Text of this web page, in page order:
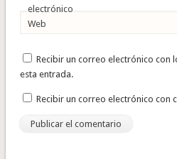
electrónico
Web
Recibir un correo electrónico con
esta entrada.
Recibir un correo electrónico con